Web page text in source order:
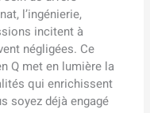
l’ingénierie,
incitent à
négligées. Ce
Q met en lumière la
qui enrichissent
soyez déjà engagé